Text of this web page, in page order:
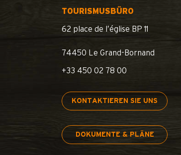
TOURISMUSBÜRO
62 place de l’église BP 11
74450 Le Grand-Bornand
+33 450 02 78 00
KONTAKTIEREN SIE UNS
DOKUMENTE & PLÄNE